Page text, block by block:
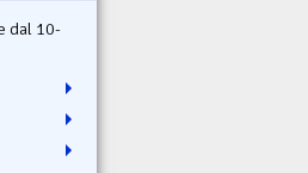
dal 10-